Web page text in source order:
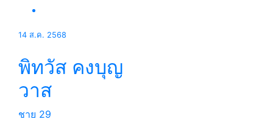
14 ส.ค. 2568
พิทวัส คงบุญ
วาส
ชาย 29